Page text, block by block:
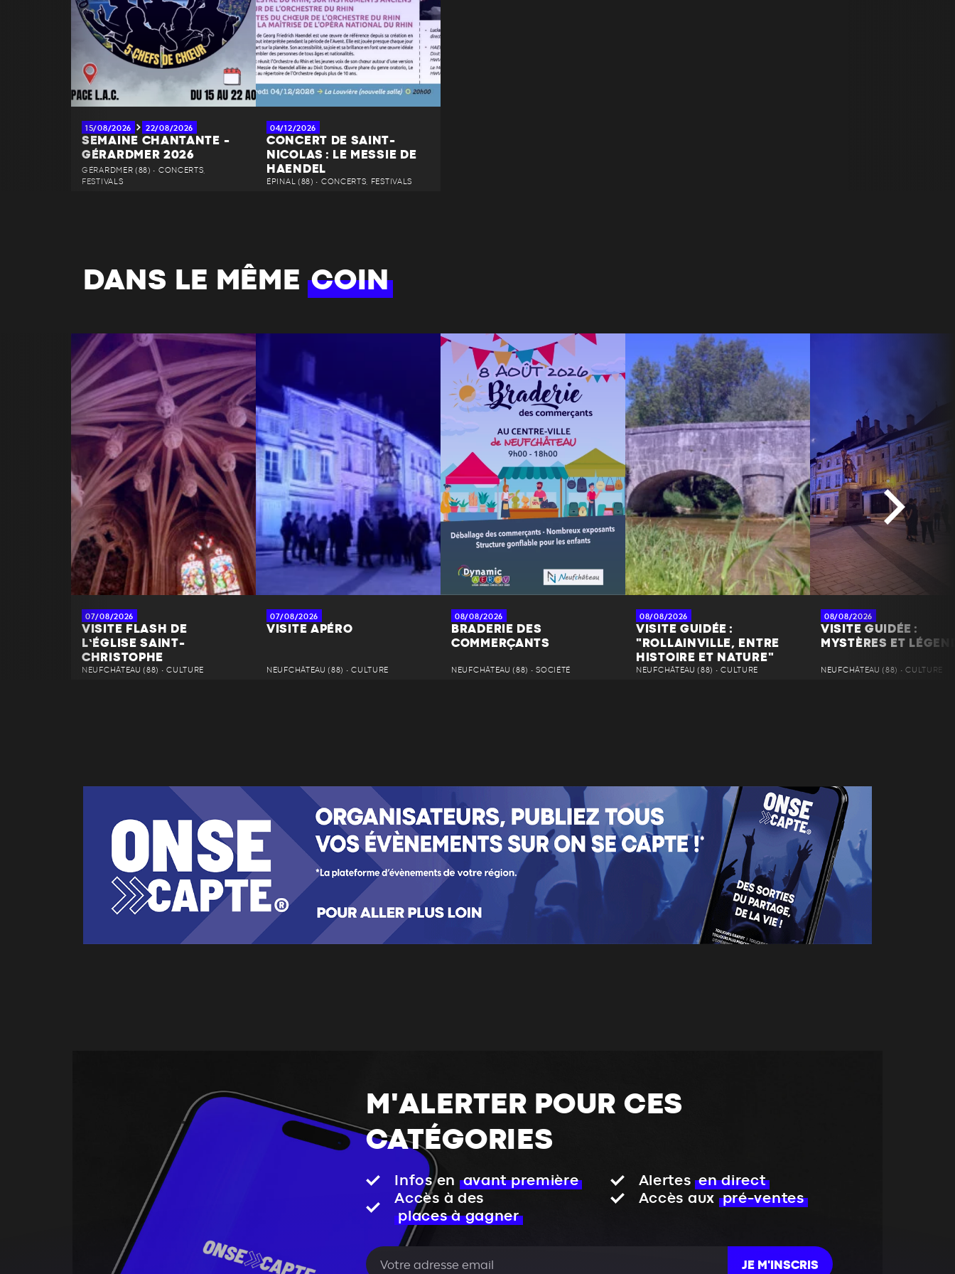
15/08/2026 22/08/2026
SEMAINE CHANTANTE -
GÉRARDMER 2026
GÉRARDMER (88) • CONCERTS,
FESTIVALS
04/12/2026
CONCERT DE SAINT-
NICOLAS : LE MESSIE DE
HAENDEL
ÉPINAL (88) • CONCERTS, FESTIVALS
DANS LE MÊMECOIN
07/08/2026
VISITE FLASH DE
L’ÉGLISE SAINT-
CHRISTOPHE
NEUFCHÂTEAU (88) • CULTURE
07/08/2026
VISITE APÉRO
NEUFCHÂTEAU (88) • CULTURE
08/08/2026
BRADERIE DES
COMMERÇANTS
NEUFCHÂTEAU (88) • SOCIÉTÉ
08/08/2026
VISITE GUIDÉE :
"ROLLAINVILLE, ENTRE
HISTOIRE ET NATURE"
NEUFCHÂTEAU (88) • CULTURE
08/08/2026
VISITE GUIDÉE :
MYSTÈRES ET
NEUFCHÂTEAU (88) • CULTURE
M'ALERTER POUR CES
CATÉGORIES
Infos en avant première Alertes en direct
Accès à des
places à gagner
Accès aux pré-ventes
JE M'INSCRIS